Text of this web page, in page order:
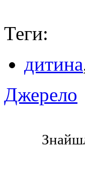
Теги:
дитина
Джерело